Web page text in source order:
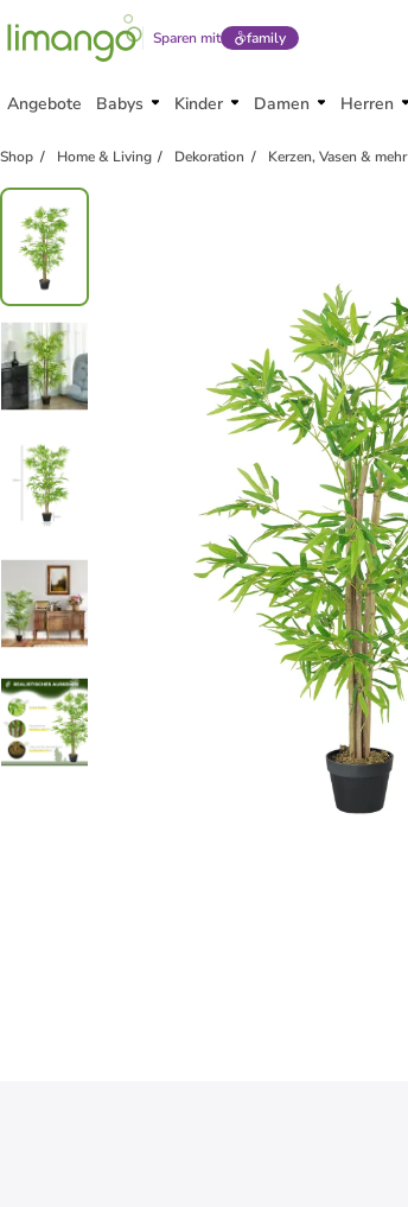
Sparen mit family
Angebote Babys Kinder Damen Herren
Shop Home & Living Dekoration Kerzen, Vasen & mehr